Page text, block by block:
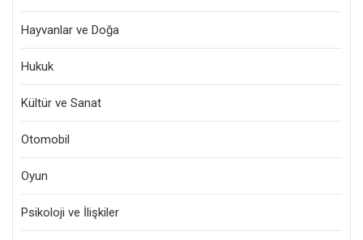
Hayvanlar ve Doğa
Hukuk
Kültür ve Sanat
Otomobil
Oyun
Psikoloji ve İlişkiler